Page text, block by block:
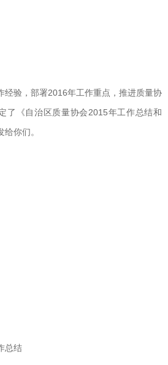
经验，部署2016年工作重点，推进质量协
了《自治区质量协会2015年工作总结和
你们。
总结